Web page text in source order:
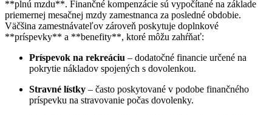
**plnú mzdu**. Finančné kompenzácie sú vypočítané na základe
priemernej mesačnej mzdy zamestnanca za posledné obdobie.
Väčšina zamestnávateľov zároveň poskytuje doplnkové
**príspevky** a **benefity**, ktoré môžu zahŕňať:
Príspevok na rekreáciu – dodatočné financie určené na
pokrytie nákladov spojených s dovolenkou.
Stravné lístky – často poskytované v podobe finančného
príspevku na stravovanie počas dovolenky.